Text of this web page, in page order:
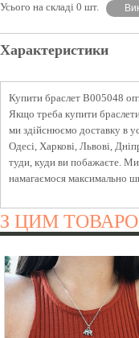
Усього на складі 0 шт.
Характеристики
Купити браслет B005048
Якщо треба купити
ми здійснюємо доставку в
Одесі, Харкові, Львові,
туди, куди ви побажаєте.
намагаємося максимально
З ЦИМ